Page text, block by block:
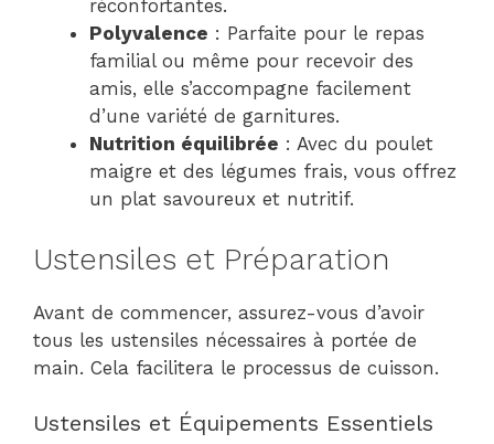
réconfortantes.
Polyvalence : Parfaite pour le repas
familial ou même pour recevoir des
amis, elle s’accompagne facilement
d’une variété de garnitures.
Nutrition équilibrée : Avec du poulet
maigre et des légumes frais, vous offrez
un plat savoureux et nutritif.
Ustensiles et Préparation
Avant de commencer, assurez-vous d’avoir
tous les ustensiles nécessaires à portée de
main. Cela facilitera le processus de cuisson.
Ustensiles et Équipements Essentiels